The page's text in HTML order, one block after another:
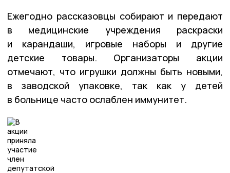
Ежегодно рассказовцы собирают и передают
в медицинские учреждения раскраски
и карандаши, игровые наборы и другие
детские товары. Организаторы акции
отмечают, что игрушки должны быть новыми,
в заводской упаковке, так как у детей
в больнице часто ослаблен иммунитет.